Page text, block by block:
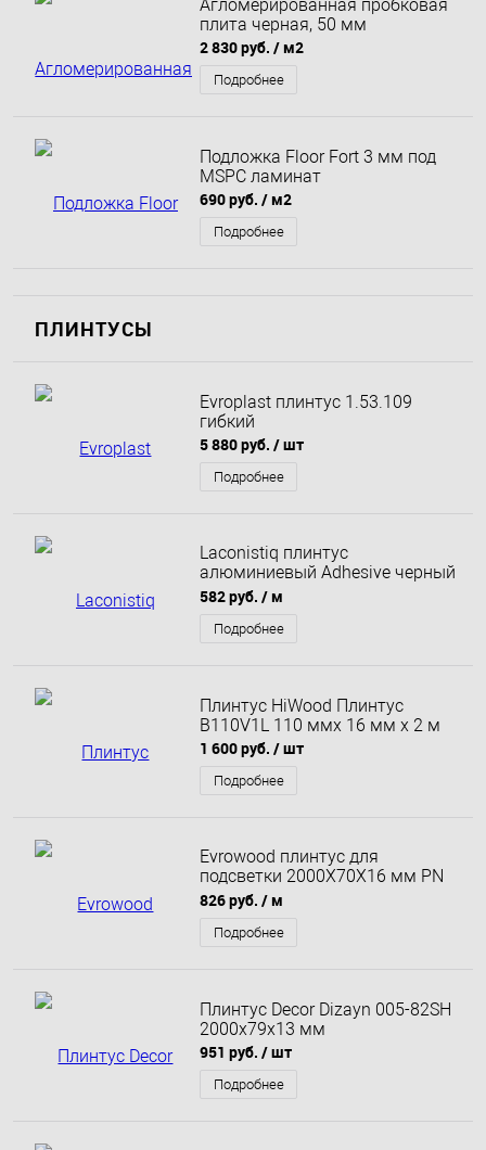
Агломерированная пробковая
плита черная, 50 мм
2 830 руб. / м2
Подробнее
Подложка Floor Fort 3 мм под
MSPC ламинат
690 руб. / м2
Подробнее
ПЛИНТУСЫ
Evroplast плинтус 1.53.109
гибкий
5 880 руб. / шт
Подробнее
Laconistiq плинтус
алюминиевый Adhesive черный
матовый порошковый
60х10х2500 мм
582 руб. / м
Подробнее
Плинтус HiWood Плинтус
B110V1L 110 ммх 16 мм х 2 м
1 600 руб. / шт
Подробнее
Evrowood плинтус для
подсветки 2000Х70Х16 мм PN
021 LED
826 руб. / м
Подробнее
Плинтус Decor Dizayn 005-82SH
2000х79х13 мм
951 руб. / шт
Подробнее